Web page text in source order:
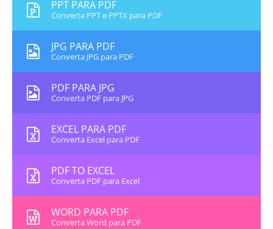
PPT PARA PDF
Converta PPT e PPTX para PDF
JPG PARA PDF
Converta JPG para PDF
PDF PARA JPG
Converta PDF para JPG
EXCEL PARA PDF
Converta Excel para PDF
PDF TO EXCEL
Converta PDF para Excel
WORD PARA PDF
Converta Word para PDF